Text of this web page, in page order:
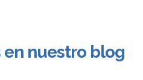
en nuestro blog